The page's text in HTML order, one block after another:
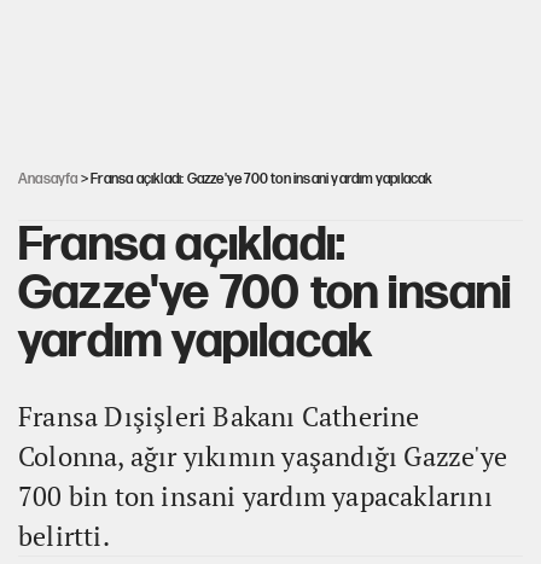
Anasayfa > Fransa açıkladı: Gazze'ye 700 ton insani yardım yapılacak
Fransa açıkladı:
Gazze'ye 700 ton insani
yardım yapılacak
Fransa Dışişleri Bakanı Catherine
Colonna, ağır yıkımın yaşandığı Gazze'ye
700 bin ton insani yardım yapacaklarını
belirtti.